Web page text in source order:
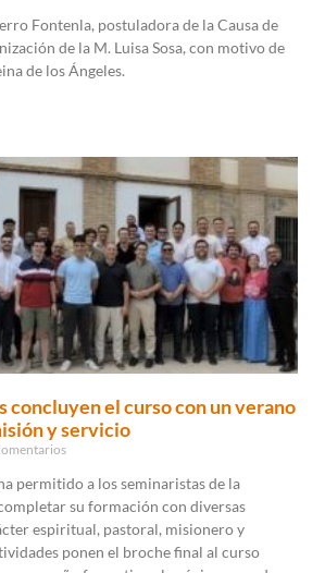
Fontenla, postuladora de la Causa de
de la M. Luisa Sosa, con motivo de
de los Ángeles.
concluyen el curso con un verano
y servicio
permitido a los seminaristas de la
su formación con diversas
espiritual, pastoral, misionero y
ponen el broche final al curso